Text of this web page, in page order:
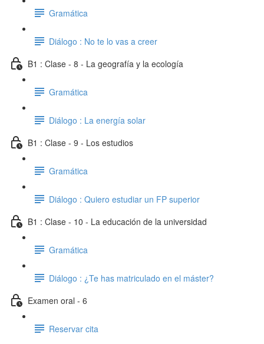
Gramática
Diálogo : No te lo vas a creer
B1 : Clase - 8 - La geografía y la ecología
Gramática
Diálogo : La energía solar
B1 : Clase - 9 - Los estudios
Gramática
Diálogo : Quiero estudiar un FP superior
B1 : Clase - 10 - La educación de la universidad
Gramática
Diálogo : ¿Te has matriculado en el máster?
Examen oral - 6
Reservar cita